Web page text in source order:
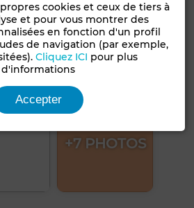
+7 PHOTOS
cookies et ceux de tiers à
et pour vous montrer des
en fonction d'un profil
de navigation (par exemple,
Cliquez ICI pour plus
d'informations
Accepter